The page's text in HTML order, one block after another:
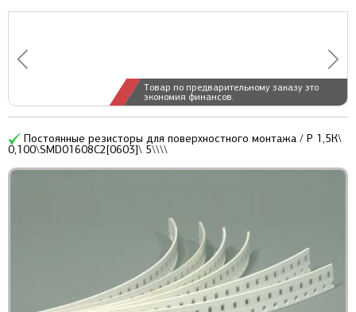
Товар по предварительному заказу это
экономия финансов.
Постоянные резисторы для поверхностного монтажа / Р 1,5К\
0,100\SMD01608C2[0603]\ 5\\\\